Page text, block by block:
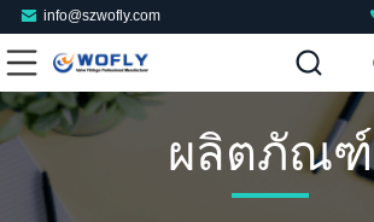
info@szwofly.com
ผลิตภัณฑ์